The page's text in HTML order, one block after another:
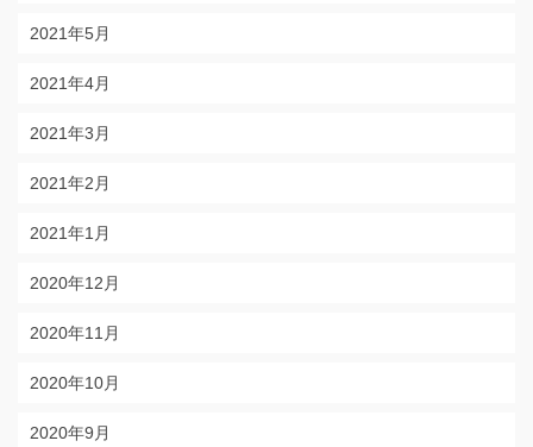
2021年5月
2021年4月
2021年3月
2021年2月
2021年1月
2020年12月
2020年11月
2020年10月
2020年9月